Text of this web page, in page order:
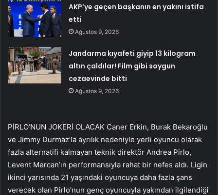
AKP’ye geçen başkanın en yakını istifa
etti
Ağustos 9, 2026
Jandarma kıyafeti giyip 13 kilogram
altın çaldılar! Film gibi soygun
cezaevinde bitti
Ağustos 9, 2026
PİRLO’NUN JOKERİ OLACAK Caner Erkin, Burak Bekaroğlu
ve Jimmy Durmaz’la ayrılık nedeniyle yerli oyuncu olarak
fazla alternatifi kalmayan teknik direktör Andrea Pirlo,
Levent Mercan’ın performansıyla rahat bir nefes aldı. Ligin
ikinci yarısında 21 yaşındaki oyuncuya daha fazla şans
verecek olan Pirlo’nun genç oyuncuyla yakından ilgilendiği